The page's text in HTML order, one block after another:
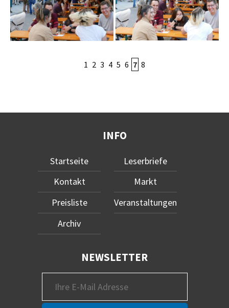
1 2 3 4 5 6 7 8
INFO
Startseite
Kontakt
Preisliste
Archiv
Leserbriefe
Markt
Veranstaltungen
NEWSLETTER